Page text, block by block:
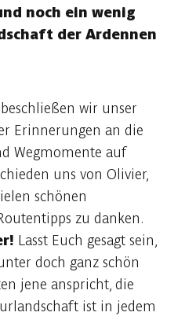
noch ein wenig
der Ardennen
wir unser
Erinnerungen an die
Wegmomente auf
uns von Olivier,
schönen
zu danken.
Lasst Euch gesagt sein,
doch ganz schön
jene anspricht, die
ist in jedem